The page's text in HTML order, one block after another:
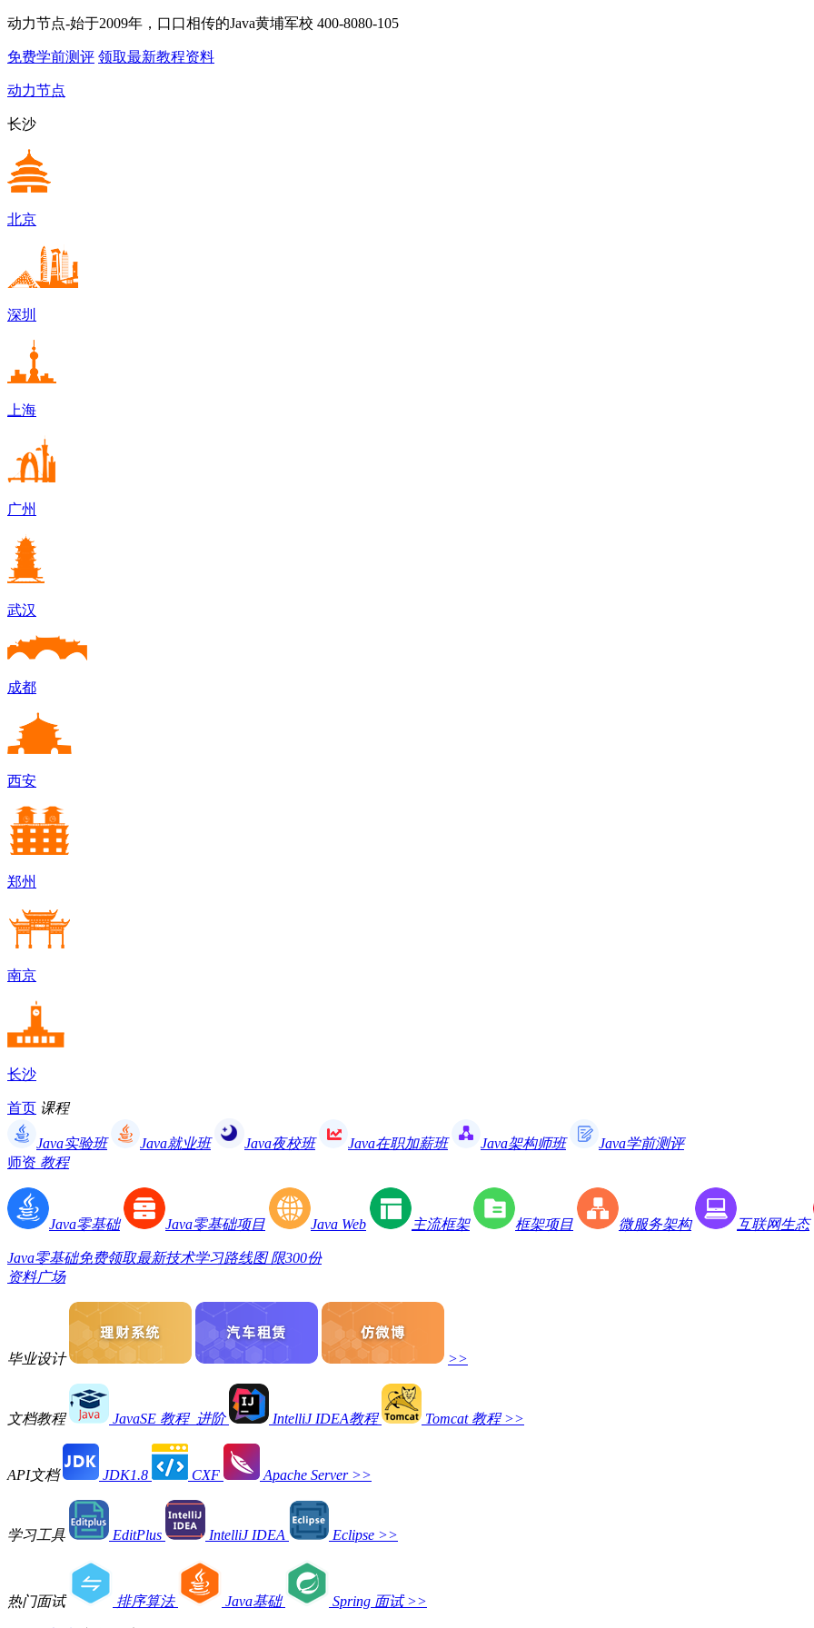
动力节点-始于2009年，口口相传的Java黄埔军校 400-8080-105
免费学前测评 领取最新教程资料
动力节点
长沙
北京
深圳
上海
广州
武汉
成都
西安
郑州
南京
长沙
首页 课程
Java实验班 Java就业班 Java夜校班 Java在职加薪班 Java架构师班
Java学前测评
师资 教程
Java零基础 Java零基础项目 Java Web 主流框架 框架项目 微服务架构 互联网生态
Java零基础免费领取最新技术学习路线图 限300份
资料广场
毕业设计 >>
文档教程 JavaSE 教程_进阶 IntelliJ IDEA教程 Tomcat 教程 >>
API文档 JDK1.8 CXF Apache Server >>
学习工具 EditPlus IntelliJ IDEA Eclipse >>
热门面试 排序算法 Java基础 Spring 面试 >>